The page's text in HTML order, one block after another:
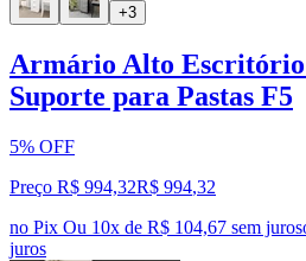
+3
Armário Alto Escritório
Suporte para Pastas F5
5% OFF
Preço R$ 994,32R$ 994,32
no Pix Ou 10x de R$ 104,67 sem juros
juros